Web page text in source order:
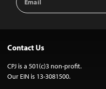
Address
Contact Us
CPJ is a 501(c)3 non-profit.
Our EIN is 13-3081500.